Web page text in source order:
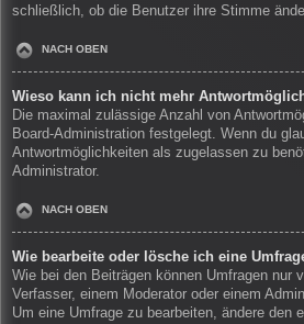
schließlich, ob die Benutzer ihre Stimme
NACH OBEN
Wieso kann ich nicht mehr
Die maximal zulässige Anzahl von
Board-Administration festgelegt. Wenn du
Antwortmöglichkeiten als zugelassen zu
Administrator.
NACH OBEN
Wie bearbeite oder lösche ich eine
Wie bei den Beiträgen können Umfragen nur
Verfasser, einem Moderator oder einem
Um eine Umfrage zu bearbeiten, ändere den